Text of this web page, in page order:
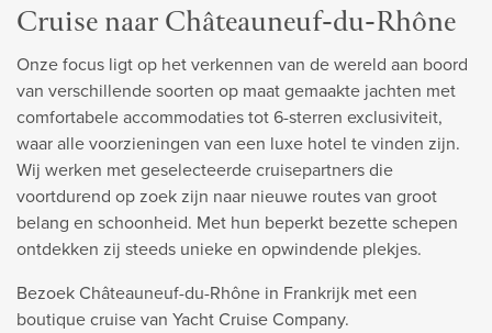
Cruise naar Châteauneuf-du-Rhône
Onze focus ligt op het verkennen van de wereld aan boord
van verschillende soorten op maat gemaakte jachten met
comfortabele accommodaties tot 6-sterren exclusiviteit,
waar alle voorzieningen van een luxe hotel te vinden zijn.
Wij werken met geselecteerde cruisepartners die
voortdurend op zoek zijn naar nieuwe routes van groot
belang en schoonheid. Met hun beperkt bezette schepen
ontdekken zij steeds unieke en opwindende plekjes.
Bezoek Châteauneuf-du-Rhône in Frankrijk met een
boutique cruise van Yacht Cruise Company.